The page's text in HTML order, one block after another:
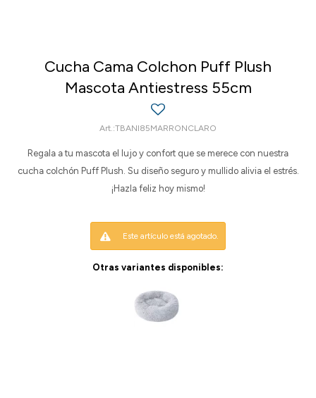
Cucha Cama Colchon Puff Plush
Mascota Antiestress 55cm
TBANI85MARRONCLARO
Regala a tu mascota el lujo y confort que se merece con nuestra
cucha colchón Puff Plush. Su diseño seguro y mullido alivia el estrés.
¡Hazla feliz hoy mismo!
Este artículo está agotado.
Otras variantes disponibles: